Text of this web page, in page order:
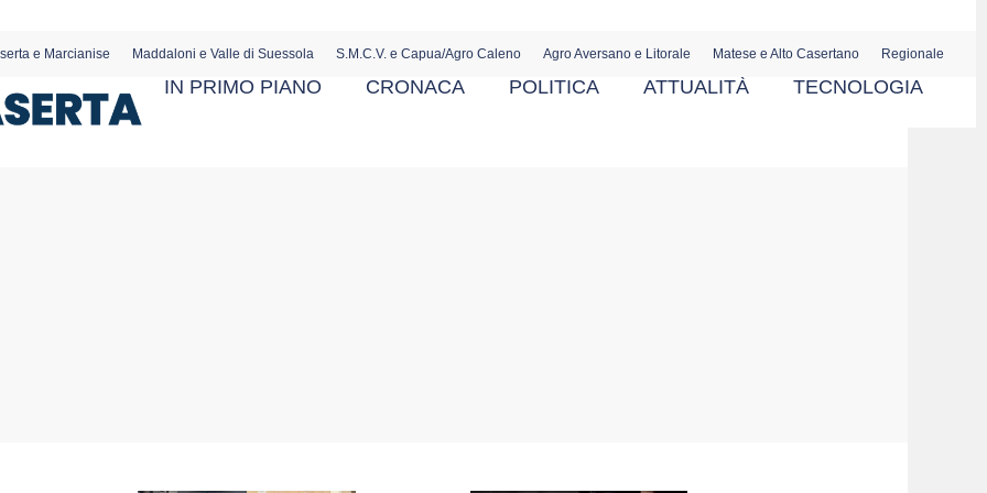
e Marcianise Maddaloni e Valle di Suessola S.M.C.V. e Capua/Agro Caleno Agro Aversano e Litorale Matese e Alto Casertano Regionale
IN PRIMO PIANO CRONACA POLITICA ATTUALITÀ TECNOLOGIA